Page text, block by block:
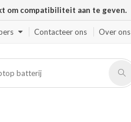
om compatibiliteit aan te geven.
Contacteer ons Over ons